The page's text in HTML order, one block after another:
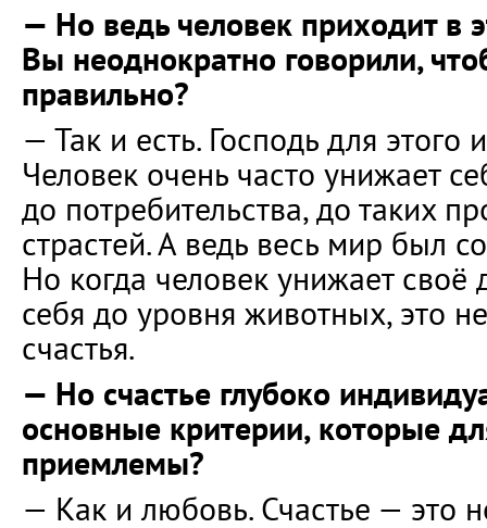
— Но ведь человек приходит в
Вы неоднократно говорили,
правильно?
— Так и есть. Господь для этого
Человек очень часто унижает
до потребительства, до таких
страстей. А ведь весь мир был
Но когда человек унижает своё
себя до уровня животных, это
счастья.
— Но счастье глубоко
основные критерии, которые
приемлемы?
— Как и любовь. Счастье — это